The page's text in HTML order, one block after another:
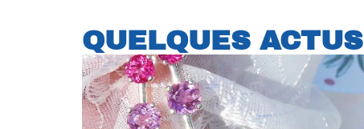
QUELQUES ACTUS